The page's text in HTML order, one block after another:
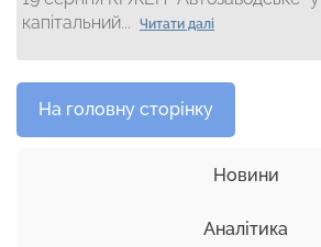
капітальний...
Читати далі
На головну сторінку
Новини
Аналітика